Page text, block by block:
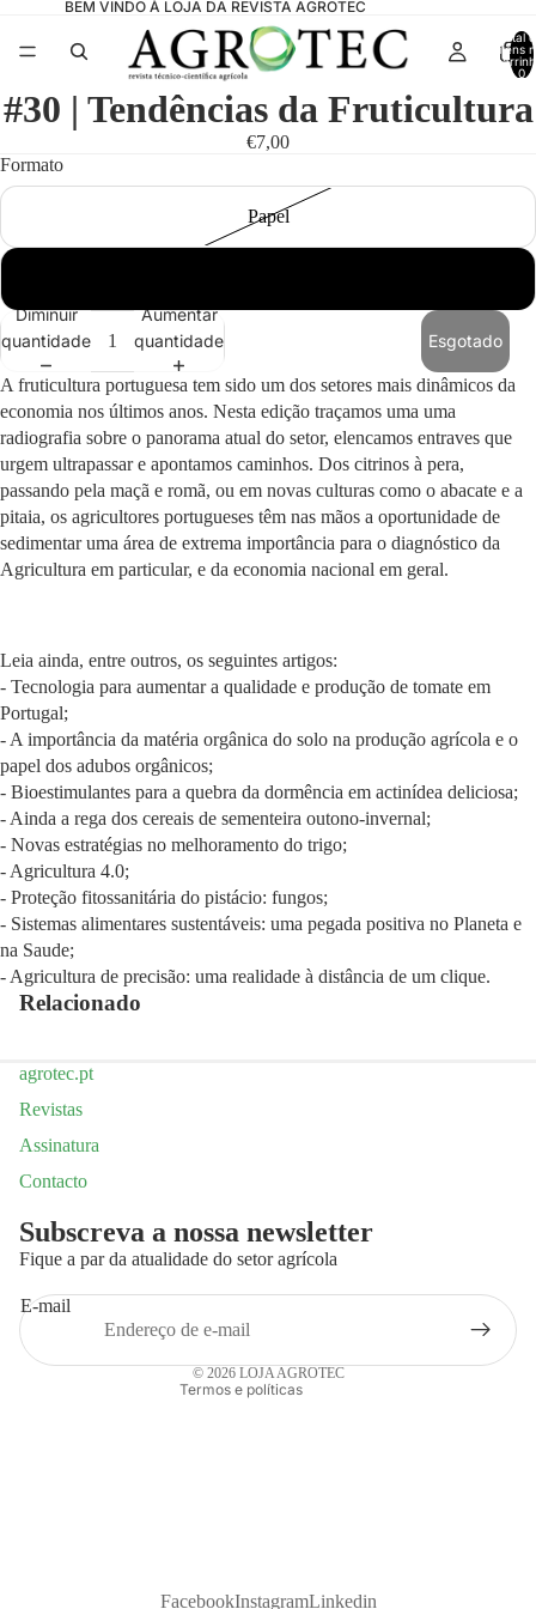
BEM VINDO À LOJA DA REVISTA AGROTEC
Total
itens
0
em
ecrã
inteiro
#30 | Tendências da Fruticultura
€7,00
Formato
Papel
Diminuir
quantidade
Aumentar
quantidade
Esgotado
A fruticultura portuguesa tem sido um dos setores mais dinâmicos da
economia nos últimos anos. Nesta edição traçamos uma uma
radiografia sobre o panorama atual do setor, elencamos entraves que
urgem ultrapassar e apontamos caminhos. Dos citrinos à pera,
passando pela maçã e romã, ou em novas culturas como o abacate e a
pitaia, os agricultores portugueses têm nas mãos a oportunidade de
sedimentar uma área de extrema importância para o diagnóstico da
Agricultura em particular, e da economia nacional em geral.
Leia ainda, entre outros, os seguintes artigos:
- Tecnologia para aumentar a qualidade e produção de tomate em
Portugal;
- A importância da matéria orgânica do solo na produção agrícola e o
papel dos adubos orgânicos;
- Bioestimulantes para a quebra da dormência em actinídea deliciosa;
- Ainda a rega dos cereais de sementeira outono-invernal;
- Novas estratégias no melhoramento do trigo;
- Agricultura 4.0;
- Proteção fitossanitária do pistácio: fungos;
- Sistemas alimentares sustentáveis: uma pegada positiva no Planeta e
na Saude;
- Agricultura de precisão: uma realidade à distância de um clique.
Relacionado
agrotec.pt
Revistas
Assinatura
Contacto
Subscreva a nossa newsletter
Fique a par da atualidade do setor agrícola
E-mail
© 2026 LOJA AGROTEC
Termos e políticas
Política de reembolso
FacebookInstagramLinkedin